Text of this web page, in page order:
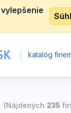
katalóg
(Nájdených 235